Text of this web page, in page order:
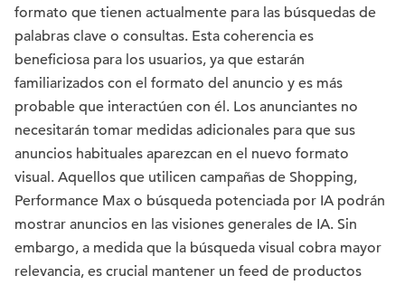
formato que tienen actualmente para las búsquedas de
palabras clave o consultas. Esta coherencia es
beneficiosa para los usuarios, ya que estarán
familiarizados con el formato del anuncio y es más
probable que interactúen con él. Los anunciantes no
necesitarán tomar medidas adicionales para que sus
anuncios habituales aparezcan en el nuevo formato
visual. Aquellos que utilicen campañas de Shopping,
Performance Max o búsqueda potenciada por IA podrán
mostrar anuncios en las visiones generales de IA. Sin
embargo, a medida que la búsqueda visual cobra mayor
relevancia, es crucial mantener un feed de productos